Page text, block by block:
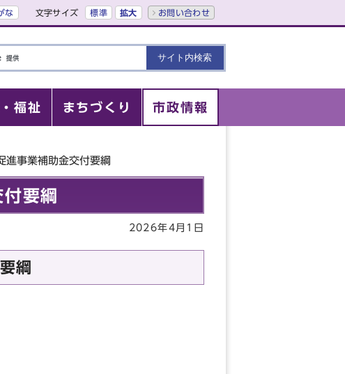
な 文字サイズ 標準 拡大 お問い合わせ
福祉 まちづくり 市政情報
進事業補助金交付要綱
要綱
2026年4月1日
綱